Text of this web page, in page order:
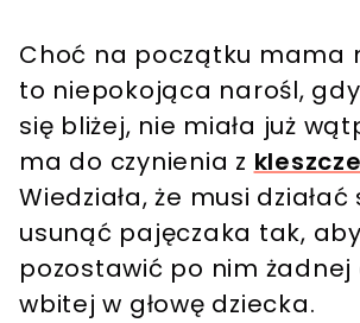
Choć na początku mama
to niepokojąca narośl, gdy
się bliżej, nie miała już
ma do czynienia z
Wiedziała, że musi działać
usunąć pajęczaka tak,
pozostawić po nim żadnej
wbitej w głowę dziecka.